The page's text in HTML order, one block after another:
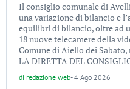
Il consiglio comunale di
una variazione di bilancio e
equilibri di bilancio, oltre ad
18 nuove telecamere della
Comune di Aiello dei
LA DIRETTA DEL
di redazione web-4 Ago 2026